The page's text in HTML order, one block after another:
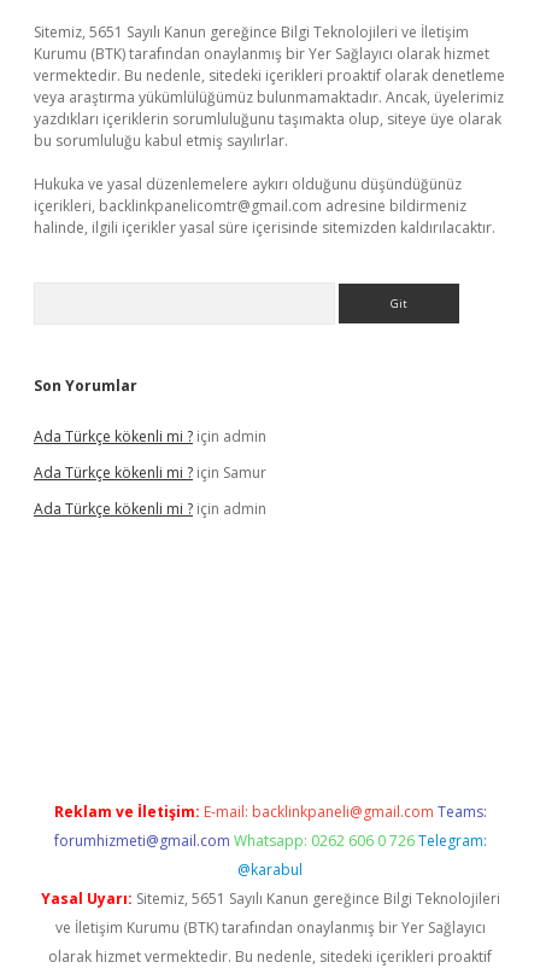
Sitemiz, 5651 Sayılı Kanun gereğince Bilgi Teknolojileri ve İletişim
Kurumu (BTK) tarafından onaylanmış bir Yer Sağlayıcı olarak hizmet
vermektedir. Bu nedenle, sitedeki içerikleri proaktif olarak denetleme
veya araştırma yükümlülüğümüz bulunmamaktadır. Ancak, üyelerimiz
yazdıkları içeriklerin sorumluluğunu taşımakta olup, siteye üye olarak
bu sorumluluğu kabul etmiş sayılırlar.
Hukuka ve yasal düzenlemelere aykırı olduğunu düşündüğünüz
içerikleri, backlinkpanelicomtr@gmail.com adresine bildirmeniz
halinde, ilgili içerikler yasal süre içerisinde sitemizden kaldırılacaktır.
Son Yorumlar
Ada Türkçe kökenli mi ? için admin
Ada Türkçe kökenli mi ? için Samur
Ada Türkçe kökenli mi ? için admin
Reklam ve İletişim: E-mail: backlinkpaneli@gmail.com Teams:
forumhizmeti@gmail.com Whatsapp: 0262 606 0 726 Telegram:
@karabul
Yasal Uyarı: Sitemiz, 5651 Sayılı Kanun gereğince Bilgi Teknolojileri
ve İletişim Kurumu (BTK) tarafından onaylanmış bir Yer Sağlayıcı
olarak hizmet vermektedir. Bu nedenle, sitedeki içerikleri proaktif